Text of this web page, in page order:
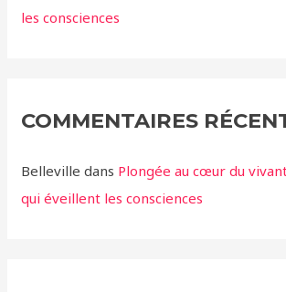
les consciences
COMMENTAIRES
Belleville dans Plongée au cœur du
qui éveillent les consciences